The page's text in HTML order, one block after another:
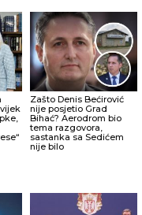
Zašto Denis Bećirović
nije posjetio Grad
Bihać? Aerodrom bio
tema razgovora,
sastanka sa Sedićem
nije bilo